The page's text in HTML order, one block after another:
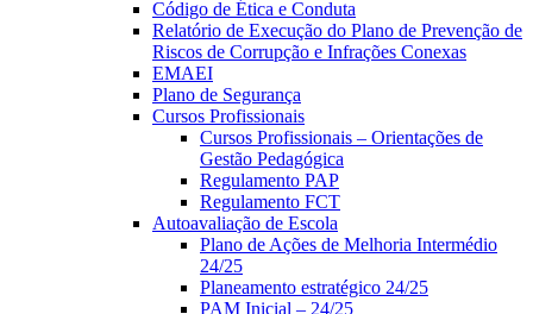
Código de Ética e Conduta
Relatório de Execução do Plano de Prevenção de
Riscos de Corrupção e Infrações Conexas
EMAEI
Plano de Segurança
Cursos Profissionais
Cursos Profissionais – Orientações de
Gestão Pedagógica
Regulamento PAP
Regulamento FCT
Autoavaliação de Escola
Plano de Ações de Melhoria Intermédio
24/25
Planeamento estratégico 24/25
PAM Inicial – 24/25